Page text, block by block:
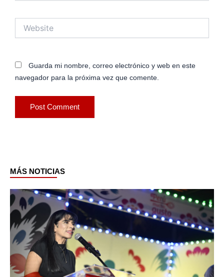
Guarda mi nombre, correo electrónico y web en este
navegador para la próxima vez que comente.
MÁS NOTICIAS
Page PagePagePagePage Page Page